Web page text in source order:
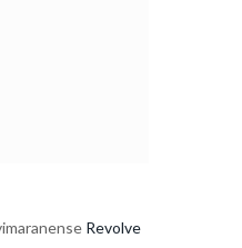
Revolve